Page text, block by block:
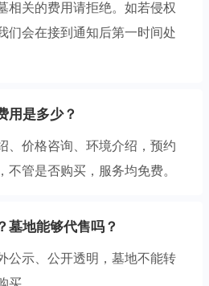
相关的费用请拒绝。如若侵权
们会在接到通知后第一时间处
用是多少？
、价格咨询、环境介绍，预约
不管是否购买，服务均免费。
地能够代售吗？
公示、公开透明，墓地不能转
买。